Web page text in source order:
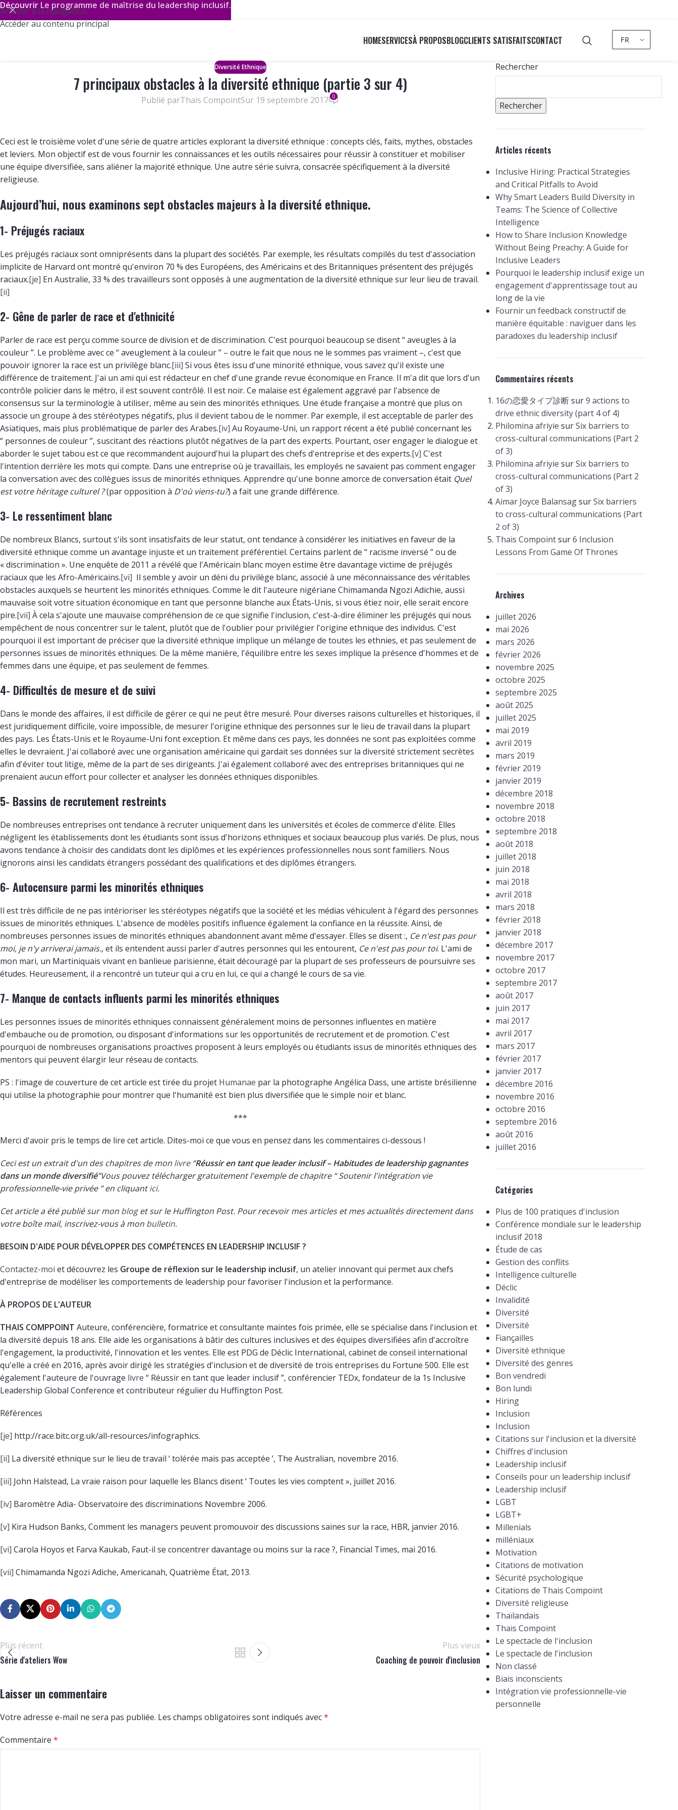
Accéder à la navigation
Accéder au contenu principal
HOMESERVICESÀ PROPOSBLOGCLIENTS SATISFAITSCONTACT FR
Diversité Ethnique
7 principaux obstacles à la diversité ethnique (partie 3 sur 4)
Publié parThais CompointSur 19 septembre 2017 0
Ceci est le troisième volet d'une série de quatre articles explorant la diversité ethnique : concepts clés, faits, mythes, obstacles
et leviers. Mon objectif est de vous fournir les connaissances et les outils nécessaires pour réussir à constituer et mobiliser
une équipe diversifiée, sans aliéner la majorité ethnique. Une autre série suivra, consacrée spécifiquement à la diversité
religieuse.
Aujourd’hui, nous examinons sept obstacles majeurs à la diversité ethnique.
1- Préjugés raciaux
Les préjugés raciaux sont omniprésents dans la plupart des sociétés. Par exemple, les résultats compilés du test d'association
implicite de Harvard ont montré qu'environ 70 % des Européens, des Américains et des Britanniques présentent des préjugés
raciaux.[je] En Australie, 33 % des travailleurs sont opposés à une augmentation de la diversité ethnique sur leur lieu de travail.
[ii]
2- Gêne de parler de race et d'ethnicité
Parler de race est perçu comme source de division et de discrimination. C'est pourquoi beaucoup se disent “ aveugles à la
couleur ”. Le problème avec ce “ aveuglement à la couleur ” – outre le fait que nous ne le sommes pas vraiment –, c'est que
pouvoir ignorer la race est un privilège blanc.[iii] Si vous êtes issu d'une minorité ethnique, vous savez qu'il existe une
différence de traitement. J'ai un ami qui est rédacteur en chef d'une grande revue économique en France. Il m'a dit que lors d'un
contrôle policier dans le métro, il est souvent contrôlé. Il est noir. Ce malaise est également aggravé par l'absence de
consensus sur la terminologie à utiliser, même au sein des minorités ethniques. Une étude française a montré que plus on
associe un groupe à des stéréotypes négatifs, plus il devient tabou de le nommer. Par exemple, il est acceptable de parler des
Asiatiques, mais plus problématique de parler des Arabes.[iv] Au Royaume-Uni, un rapport récent a été publié concernant les
“ personnes de couleur ”, suscitant des réactions plutôt négatives de la part des experts. Pourtant, oser engager le dialogue et
aborder le sujet tabou est ce que recommandent aujourd'hui la plupart des chefs d'entreprise et des experts.[v] C'est
l'intention derrière les mots qui compte. Dans une entreprise où je travaillais, les employés ne savaient pas comment engager
la conversation avec des collègues issus de minorités ethniques. Apprendre qu'une bonne amorce de conversation était Quel
est votre héritage culturel ?(par opposition à D'où viens-tu?) a fait une grande différence.
3- Le ressentiment blanc
De nombreux Blancs, surtout s'ils sont insatisfaits de leur statut, ont tendance à considérer les initiatives en faveur de la
diversité ethnique comme un avantage injuste et un traitement préférentiel. Certains parlent de “ racisme inversé ” ou de
« discrimination ». Une enquête de 2011 a révélé que l'Américain blanc moyen estime être davantage victime de préjugés
raciaux que les Afro-Américains.[vi] Il semble y avoir un déni du privilège blanc, associé à une méconnaissance des véritables
obstacles auxquels se heurtent les minorités ethniques. Comme le dit l'auteure nigériane Chimamanda Ngozi Adichie, aussi
mauvaise soit votre situation économique en tant que personne blanche aux États-Unis, si vous étiez noir, elle serait encore
pire.[vii] À cela s'ajoute une mauvaise compréhension de ce que signifie l'inclusion, c'est-à-dire éliminer les préjugés qui nous
empêchent de nous concentrer sur le talent, plutôt que de l'oublier pour privilégier l'origine ethnique des individus. C'est
pourquoi il est important de préciser que la diversité ethnique implique un mélange de toutes les ethnies, et pas seulement de
personnes issues de minorités ethniques. De la même manière, l'équilibre entre les sexes implique la présence d'hommes et de
femmes dans une équipe, et pas seulement de femmes.
4- Difficultés de mesure et de suivi
Dans le monde des affaires, il est difficile de gérer ce qui ne peut être mesuré. Pour diverses raisons culturelles et historiques, il
est juridiquement difficile, voire impossible, de mesurer l'origine ethnique des personnes sur le lieu de travail dans la plupart
des pays. Les États-Unis et le Royaume-Uni font exception. Et même dans ces pays, les données ne sont pas exploitées comme
elles le devraient. J'ai collaboré avec une organisation américaine qui gardait ses données sur la diversité strictement secrètes
afin d'éviter tout litige, même de la part de ses dirigeants. J'ai également collaboré avec des entreprises britanniques qui ne
prenaient aucun effort pour collecter et analyser les données ethniques disponibles.
5- Bassins de recrutement restreints
De nombreuses entreprises ont tendance à recruter uniquement dans les universités et écoles de commerce d'élite. Elles
négligent les établissements dont les étudiants sont issus d'horizons ethniques et sociaux beaucoup plus variés. De plus, nous
avons tendance à choisir des candidats dont les diplômes et les expériences professionnelles nous sont familiers. Nous
ignorons ainsi les candidats étrangers possédant des qualifications et des diplômes étrangers.
6- Autocensure parmi les minorités ethniques
Il est très difficile de ne pas intérioriser les stéréotypes négatifs que la société et les médias véhiculent à l'égard des personnes
issues de minorités ethniques. L'absence de modèles positifs influence également la confiance en la réussite. Ainsi, de
nombreuses personnes issues de minorités ethniques abandonnent avant même d'essayer. Elles se disent :, Ce n'est pas pour
moi, je n'y arriverai jamais., et ils entendent aussi parler d'autres personnes qui les entourent, Ce n'est pas pour toi. L'ami de
mon mari, un Martiniquais vivant en banlieue parisienne, était découragé par la plupart de ses professeurs de poursuivre ses
études. Heureusement, il a rencontré un tuteur qui a cru en lui, ce qui a changé le cours de sa vie.
7- Manque de contacts influents parmi les minorités ethniques
Les personnes issues de minorités ethniques connaissent généralement moins de personnes influentes en matière
d'embauche ou de promotion, ou disposant d'informations sur les opportunités de recrutement et de promotion. C'est
pourquoi de nombreuses organisations proactives proposent à leurs employés ou étudiants issus de minorités ethniques des
mentors qui peuvent élargir leur réseau de contacts.
PS : l'image de couverture de cet article est tirée du projet Humanae par la photographe Angélica Dass, une artiste brésilienne
qui utilise la photographie pour montrer que l'humanité est bien plus diversifiée que le simple noir et blanc.
***
Merci d'avoir pris le temps de lire cet article. Dites-moi ce que vous en pensez dans les commentaires ci-dessous !
Ceci est un extrait d'un des chapitres de mon livre“Réussir en tant que leader inclusif – Habitudes de leadership gagnantes
dans un monde diversifié”Vous pouvez télécharger gratuitement l'exemple de chapitre “ Soutenir l'intégration vie
professionnelle-vie privée ” en cliquantici.
Cet articlea été publié sur mon bloget sur le Huffington Post. Pour recevoir mes articles et mes actualités directement dans
votre boîte mail, inscrivez-vous à mon bulletin.
BESOIN D'AIDE POUR DÉVELOPPER DES COMPÉTENCES EN LEADERSHIP INCLUSIF ?
Contactez-moi et découvrez les Groupe de réflexion sur le leadership inclusif, un atelier innovant qui permet aux chefs
d'entreprise de modéliser les comportements de leadership pour favoriser l'inclusion et la performance.
À PROPOS DE L'AUTEUR
THAIS COMPPOINT Auteure, conférencière, formatrice et consultante maintes fois primée, elle se spécialise dans l'inclusion et
la diversité depuis 18 ans. Elle aide les organisations à bâtir des cultures inclusives et des équipes diversifiées afin d'accroître
l'engagement, la productivité, l'innovation et les ventes. Elle est PDG de Déclic International, cabinet de conseil international
qu'elle a créé en 2016, après avoir dirigé les stratégies d'inclusion et de diversité de trois entreprises du Fortune 500. Elle est
également l'auteure de l'ouvrage livre “ Réussir en tant que leader inclusif ”, conférencier TEDx, fondateur de la 1s Inclusive
Leadership Global Conference et contributeur régulier du Huffington Post.
Références
[je] http://race.bitc.org.uk/all-resources/infographics.
[ii] La diversité ethnique sur le lieu de travail ‘ tolérée mais pas acceptée ’, The Australian, novembre 2016.
[iii] John Halstead, La vraie raison pour laquelle les Blancs disent ‘ Toutes les vies comptent », juillet 2016.
[iv] Baromètre Adia- Observatoire des discriminations Novembre 2006.
[v] Kira Hudson Banks, Comment les managers peuvent promouvoir des discussions saines sur la race, HBR, janvier 2016.
[vi] Carola Hoyos et Farva Kaukab, Faut-il se concentrer davantage ou moins sur la race ?, Financial Times, mai 2016.
[vii] Chimamanda Ngozi Adiche, Americanah, Quatrième État, 2013.
Plus récent
Série d'ateliers Wow
Plus vieux
Coaching de pouvoir d'inclusion
Laisser un commentaire
Votre adresse e-mail ne sera pas publiée. Les champs obligatoires sont indiqués avec*
Commentaire *
Rechercher
Rechercher
Articles récents
Inclusive Hiring: Practical Strategies
and Critical Pitfalls to Avoid
Why Smart Leaders Build Diversity in
Teams: The Science of Collective
Intelligence
How to Share Inclusion Knowledge
Without Being Preachy: A Guide for
Inclusive Leaders
Pourquoi le leadership inclusif exige un
engagement d'apprentissage tout au
long de la vie
Fournir un feedback constructif de
manière équitable : naviguer dans les
paradoxes du leadership inclusif
Commentaires récents
16の恋愛タイプ診断sur9 actions to
drive ethnic diversity (part 4 of 4)
Philomina afriyie surSix barriers to
cross-cultural communications (Part 2
of 3)
Philomina afriyie surSix barriers to
cross-cultural communications (Part 2
of 3)
Aimar Joyce BalansagsurSix barriers
to cross-cultural communications (Part
2 of 3)
Thais Compointsur6 Inclusion
Lessons From Game Of Thrones
Archives
juillet 2026
mai 2026
mars 2026
février 2026
novembre 2025
octobre 2025
septembre 2025
août 2025
juillet 2025
mai 2019
avril 2019
mars 2019
février 2019
janvier 2019
décembre 2018
novembre 2018
octobre 2018
septembre 2018
août 2018
juillet 2018
juin 2018
mai 2018
avril 2018
mars 2018
février 2018
janvier 2018
décembre 2017
novembre 2017
octobre 2017
septembre 2017
août 2017
juin 2017
mai 2017
avril 2017
mars 2017
février 2017
janvier 2017
décembre 2016
novembre 2016
octobre 2016
septembre 2016
août 2016
juillet 2016
Catégories
Plus de 100 pratiques d'inclusion
Conférence mondiale sur le leadership
inclusif 2018
Étude de cas
Gestion des conflits
Intelligence culturelle
Déclic
Invalidité
Diversité
Diversité
Fiançailles
Diversité ethnique
Diversité des genres
Bon vendredi
Bon lundi
Hiring
Inclusion
Inclusion
Citations sur l'inclusion et la diversité
Chiffres d'inclusion
Leadership inclusif
Conseils pour un leadership inclusif
Leadership inclusif
LGBT
LGBT+
Millenials
milléniaux
Motivation
Citations de motivation
Sécurité psychologique
Citations de Thais Compoint
Diversité religieuse
Thaïlandais
Thais Compoint
Le spectacle de l'inclusion
Le spectacle de l'inclusion
Non classé
Biais inconscients
Intégration vie professionnelle-vie
personnelle
Découvrir Le programme de maîtrise du leadership inclusif.